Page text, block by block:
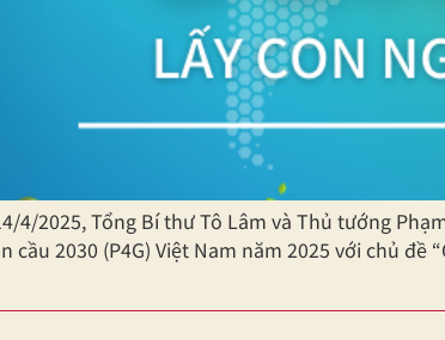
4/2025, Tổng Bí thư Tô Lâm và Thủ tướng
cầu 2030 (P4G) Việt Nam năm 2025 với chủ